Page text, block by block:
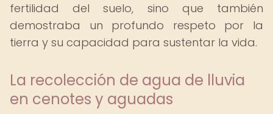
fertilidad del suelo, sino que también
demostraba un profundo respeto por la
tierra y su capacidad para sustentar la vida.
La recolección de agua de lluvia
en cenotes y aguadas